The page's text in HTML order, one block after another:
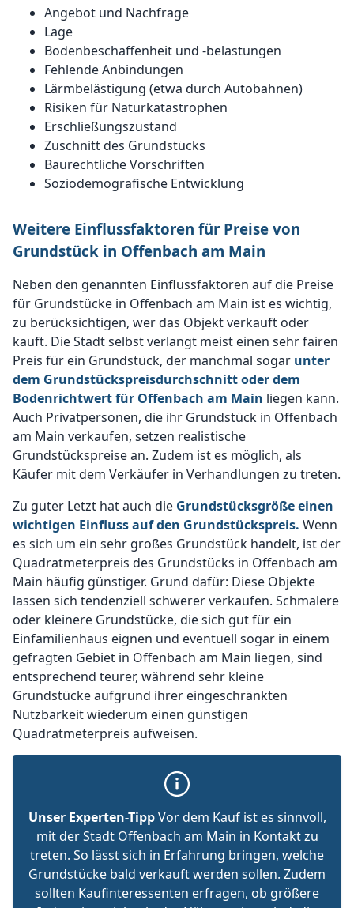
Angebot und Nachfrage
Lage
Bodenbeschaffenheit und -belastungen
Fehlende Anbindungen
Lärmbelästigung (etwa durch Autobahnen)
Risiken für Naturkatastrophen
Erschließungszustand
Zuschnitt des Grundstücks
Baurechtliche Vorschriften
Soziodemografische Entwicklung
Weitere Einflussfaktoren für Preise von
Grundstück in Offenbach am Main
Neben den genannten Einflussfaktoren auf die Preise
für Grundstücke in Offenbach am Main ist es wichtig,
zu berücksichtigen, wer das Objekt verkauft oder
kauft. Die Stadt selbst verlangt meist einen sehr fairen
Preis für ein Grundstück, der manchmal sogar unter
dem Grundstückspreisdurchschnitt oder dem
Bodenrichtwert für Offenbach am Main liegen kann.
Auch Privatpersonen, die ihr Grundstück in Offenbach
am Main verkaufen, setzen realistische
Grundstückspreise an. Zudem ist es möglich, als
Käufer mit dem Verkäufer in Verhandlungen zu treten.
Zu guter Letzt hat auch die Grundstücksgröße einen
wichtigen Einfluss auf den Grundstückspreis. Wenn
es sich um ein sehr großes Grundstück handelt, ist der
Quadratmeterpreis des Grundstücks in Offenbach am
Main häufig günstiger. Grund dafür: Diese Objekte
lassen sich tendenziell schwerer verkaufen. Schmalere
oder kleinere Grundstücke, die sich gut für ein
Einfamilienhaus eignen und eventuell sogar in einem
gefragten Gebiet in Offenbach am Main liegen, sind
entsprechend teurer, während sehr kleine
Grundstücke aufgrund ihrer eingeschränkten
Nutzbarkeit wiederum einen günstigen
Quadratmeterpreis aufweisen.
Unser Experten-TippVor dem Kauf ist es sinnvoll,
mit der Stadt Offenbach am Main in Kontakt zu
treten. So lässt sich in Erfahrung bringen, welche
Grundstücke bald verkauft werden sollen. Zudem
sollten Kaufinteressenten erfragen, ob größere